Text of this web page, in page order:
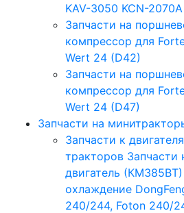
KAV-3050 KCN-2070A
Запчасти на
компрессор для
Wert 24 (D42)
Запчасти на
компрессор для
Wert 24 (D47)
Запчасти на
Запчасти к
тракторов Запчасти
двигатель
охлаждение
240/244, Foton 240/